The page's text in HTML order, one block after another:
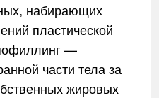
набирающих
пластической
—
части тела за
жировых